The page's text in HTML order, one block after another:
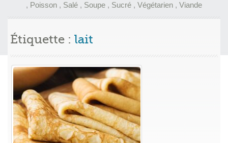
, Poisson , Salé , Soupe , Sucré , Végétarien , Viande
Étiquette : lait